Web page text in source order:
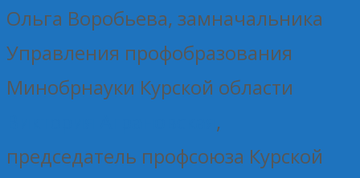
Ольга Воробьева, замначальника
Управления профобразования
Минобрнауки Курской области
,
председатель профсоюза Курской